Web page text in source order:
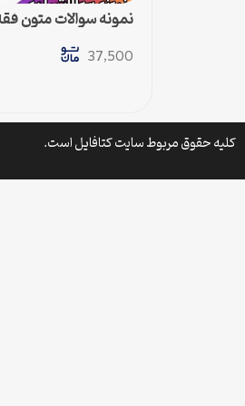
نمونه سوالات متون فقه 3 رشته حقوق پیام
37,500
کلیه حقوق مربوط سایت کتافایل است.